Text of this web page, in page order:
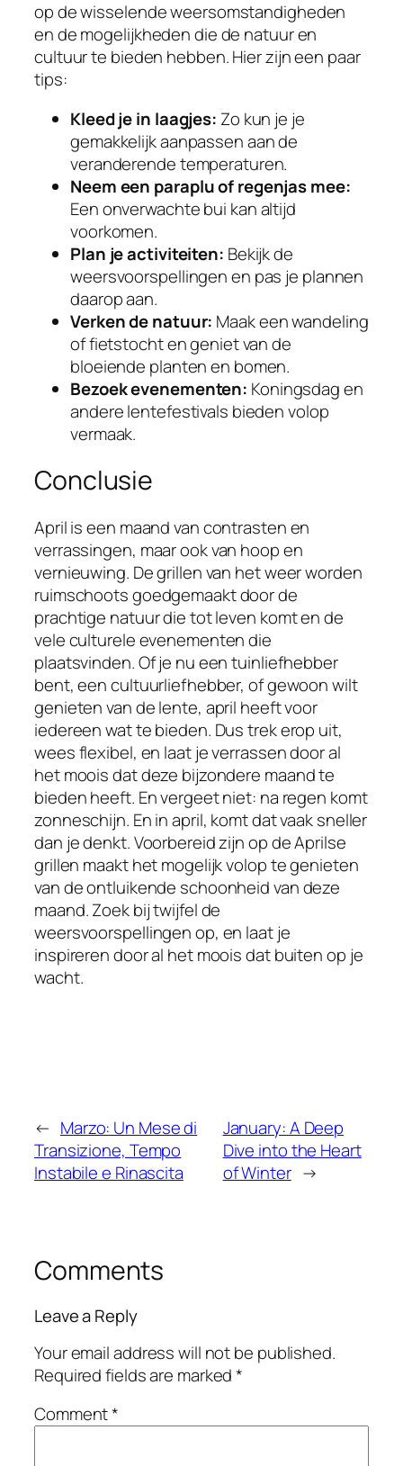
op de wisselende weersomstandigheden
en de mogelijkheden die de natuur en
cultuur te bieden hebben. Hier zijn een paar
tips:
Kleed je in laagjes: Zo kun je je
gemakkelijk aanpassen aan de
veranderende temperaturen.
Neem een paraplu of regenjas mee:
Een onverwachte bui kan altijd
voorkomen.
Plan je activiteiten: Bekijk de
weersvoorspellingen en pas je plannen
daarop aan.
Verken de natuur: Maak een wandeling
of fietstocht en geniet van de
bloeiende planten en bomen.
Bezoek evenementen: Koningsdag en
andere lentefestivals bieden volop
vermaak.
Conclusie
April is een maand van contrasten en
verrassingen, maar ook van hoop en
vernieuwing. De grillen van het weer worden
ruimschoots goedgemaakt door de
prachtige natuur die tot leven komt en de
vele culturele evenementen die
plaatsvinden. Of je nu een tuinliefhebber
bent, een cultuurliefhebber, of gewoon wilt
genieten van de lente, april heeft voor
iedereen wat te bieden. Dus trek erop uit,
wees flexibel, en laat je verrassen door al
het moois dat deze bijzondere maand te
bieden heeft. En vergeet niet: na regen komt
zonneschijn. En in april, komt dat vaak sneller
dan je denkt. Voorbereid zijn op de Aprilse
grillen maakt het mogelijk volop te genieten
van de ontluikende schoonheid van deze
maand. Zoek bij twijfel de
weersvoorspellingen op, en laat je
inspireren door al het moois dat buiten op je
wacht.
← Marzo: Un Mese di
Transizione, Tempo
Instabile e Rinascita
January: A Deep
Dive into the Heart
of Winter →
Comments
Leave a Reply
Your email address will not be published.
Required fields are marked*
Comment*